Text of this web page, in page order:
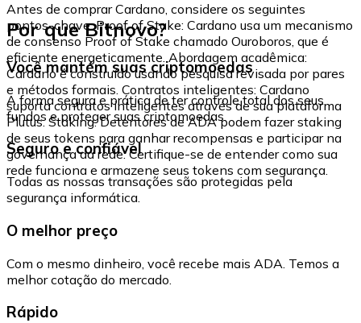
Antes de comprar Cardano, considere os seguintes
pontos-chave: Proof of Stake: Cardano usa um mecanismo
de consenso Proof of Stake chamado Ouroboros, que é
eficiente energeticamente. Abordagem acadêmica:
Cardano é construído usando pesquisa revisada por pares
e métodos formais. Contratos inteligentes: Cardano
suporta contratos inteligentes através de sua plataforma
Plutus. Staking: Detentores de ADA podem fazer staking
de seus tokens para ganhar recompensas e participar na
governança da rede. Certifique-se de entender como sua
rede funciona e armazene seus tokens com segurança.
Por que Bitnovo?
Você mantém suas criptomoedas
A forma segura e prática de ter controle total dos seus
fundos e proteger suas criptomoedas.
Seguro e confiável
Todas as nossas transações são protegidas pela
segurança informática.
O melhor preço
Com o mesmo dinheiro, você recebe mais ADA. Temos a
melhor cotação do mercado.
Rápido